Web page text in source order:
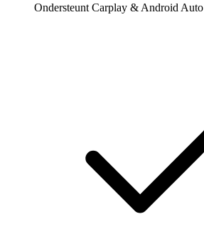
Ondersteunt Carplay & Android Auto